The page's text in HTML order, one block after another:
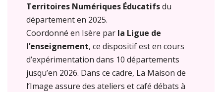
Territoires Numériques Éducatifsdu
département en 2025.
Coordonné en Isère par la Ligue de
l’enseignement, ce dispositif est en cours
d’expérimentation dans 10 départements
jusqu’en 2026. Dans ce cadre, La Maison de
l’Image assure des ateliers et café débats à